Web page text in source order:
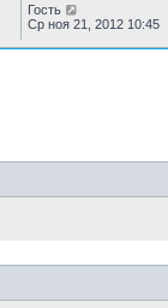
Гость
Ср ноя 21, 2012 10:45